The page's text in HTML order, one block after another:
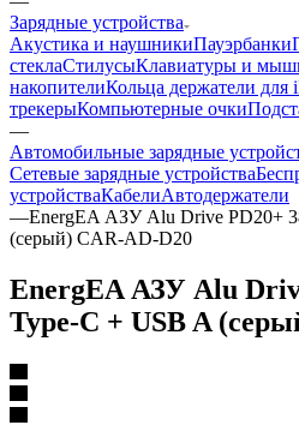
Зарядные устройства
Акустика и наушникиПауэрбанки
стеклаСтилусыКлавиатуры и
накопителиКольца держатели для
трекерыКомпьютерные очки
—
Автомобильные зарядные
Сетевые зарядные устройства
устройстваКабелиАвтодержатели
—EnergEA АЗУ Alu Drive PD20+
(серый) CAR-AD-D20
EnergEA АЗУ Alu
Type-C + USB A